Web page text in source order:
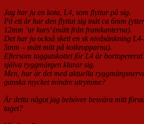
Jag har ju en kota, L4, som flyttar på sig.
På ett år har den flyttat sig inåt ca 6mm
12mm ’ur kurs’ (mätt från framkanterna).
Det har ju också skett en sk nivåsänkning
5mm – mätt mitt på kotkropparna).
Eftersom taggutskottet för L4 är
själva ryggmärgen klarar sig.
Men, hur är det med aktuella
ganska mycket mindre utrymme?
Är detta något jag behöver besvära mitt
taget?